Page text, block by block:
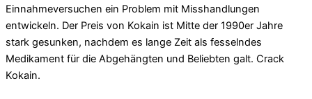
Einnahmeversuchen ein Problem mit Misshandlungen
entwickeln. Der Preis von Kokain ist Mitte der 1990er Jahre
stark gesunken, nachdem es lange Zeit als fesselndes
Medikament für die Abgehängten und Beliebten galt. Crack
Kokain.